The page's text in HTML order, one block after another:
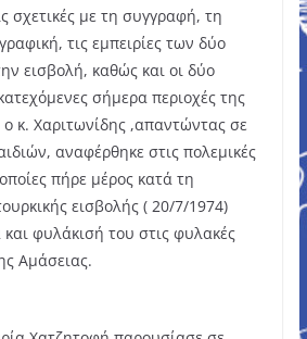
σχετικές με τη συγγραφή, τη
τις εμπειρίες των δύο
εισβολή, καθώς και οι δύο
σήμερα περιοχές της
κ. Χαριτωνίδης ,απαντώντας σε
αναφέρθηκε στις πολεμικές
πήρε μέρος κατά τη
εισβολής ( 20/7/1974)
φυλάκισή του στις φυλακές
Αμάσειας.